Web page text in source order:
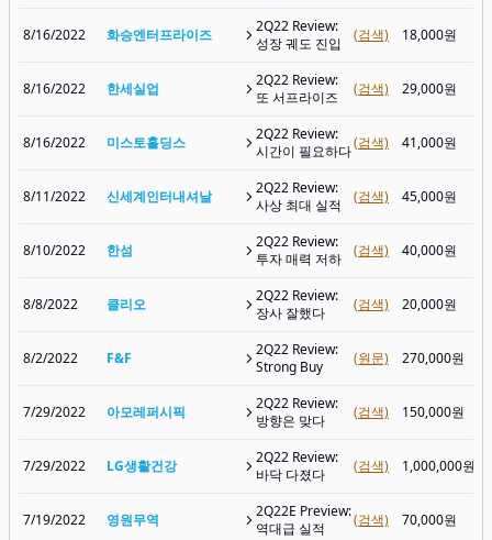
8/16/2022 화승엔터프라이즈
2Q22 Review:
성장 궤도 진입
(검색) 18,000원
8/16/2022 한세실업
2Q22 Review:
또 서프라이즈
(검색) 29,000원
8/16/2022 미스토홀딩스
2Q22 Review:
시간이 필요하다(검색) 41,000원
8/11/2022 신세계인터내셔날
2Q22 Review:
사상 최대 실적
(검색) 45,000원
8/10/2022 한섬
2Q22 Review:
투자 매력 저하
(검색) 40,000원
8/8/2022 클리오
2Q22 Review:
장사 잘했다
(검색) 20,000원
8/2/2022 F&F
2Q22 Review:
Strong Buy
(원문) 270,000원
7/29/2022 아모레퍼시픽
2Q22 Review:
방향은 맞다
(검색) 150,000원
7/29/2022 LG생활건강
2Q22 Review:
바닥 다졌다
(검색) 1,000,000원
7/19/2022 영원무역
2Q22E Preview:
역대급 실적
(검색) 70,000원